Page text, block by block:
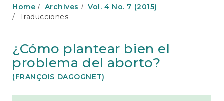
n
n
C
o
n
Home Archives
Vol. 4 No. 7 (2015)
Traducciones
¿Cómo plantear bien el
problema del aborto?
(FRANÇOIS DAGOGNET)